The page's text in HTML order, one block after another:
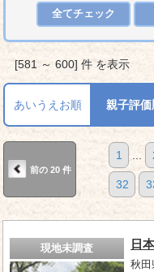
全てチェック
[581 ～ 600] 件 を表示
あいうえお順 親子評価
前の 20 件
1
32
現地未調査 日
秋田